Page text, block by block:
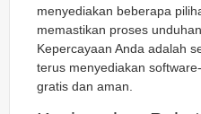
menyediakan beberapa
memastikan proses
Kepercayaan Anda adalah
terus menyediakan
gratis dan aman.